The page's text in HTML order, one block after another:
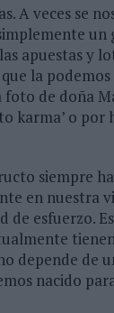
A veces se
apuestas y
la
de doña
karma’ o
siempre
en nuestra
esfuerzo.
depende de
nacido